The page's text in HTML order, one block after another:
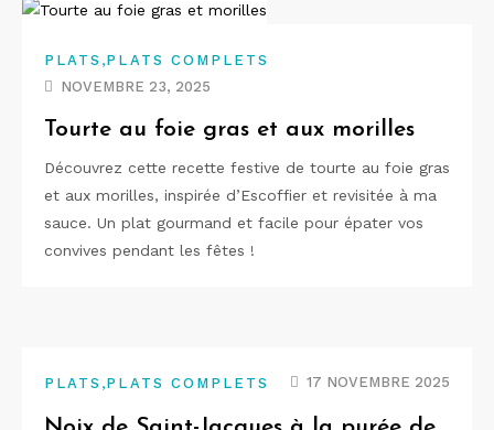
PLATS ,PLATS COMPLETS
NOVEMBRE 23, 2025
Tourte au foie gras et aux morilles
Découvrez cette recette festive de tourte au foie gras
et aux morilles, inspirée d’Escoffier et revisitée à ma
sauce. Un plat gourmand et facile pour épater vos
convives pendant les fêtes !
PLATS ,PLATS COMPLETS 17 NOVEMBRE 2025